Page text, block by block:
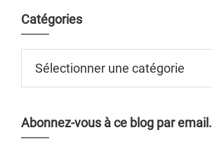
Catégories
Abonnez-vous à ce blog par email.